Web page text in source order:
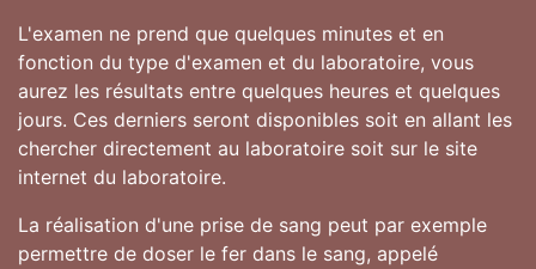
L'examen ne prend que quelques minutes et en
fonction du type d'examen et du laboratoire, vous
aurez les résultats entre quelques heures et quelques
jours. Ces derniers seront disponibles soit en allant les
chercher directement au laboratoire soit sur le site
internet du laboratoire.
La réalisation d'une prise de sang peut par exemple
permettre de doser le fer dans le sang, appelé